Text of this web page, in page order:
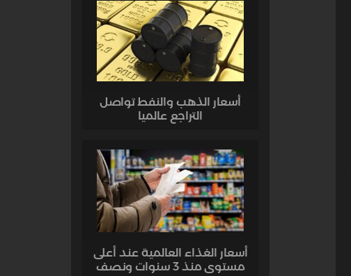
أسعار الذهب والنفط تواصل
التراجع عالميا
أسعار الغذاء العالمية عند أعلى
مستوى منذ 3 سنوات ونصف